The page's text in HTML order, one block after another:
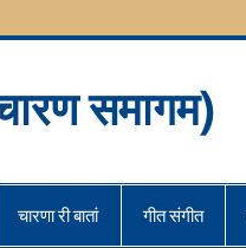
समागम)
चारणा री बातां गीत संगीत